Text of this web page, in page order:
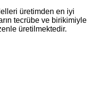
üretimden en iyi
tecrübe ve birikimiyle
üretilmektedir.